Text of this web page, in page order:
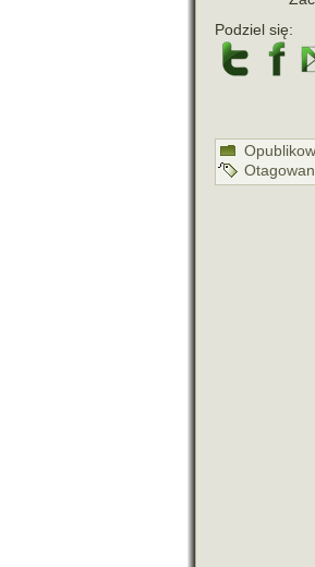
Podziel się: